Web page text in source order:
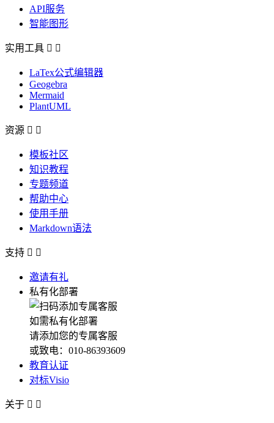
API服务
智能图形
实用工具  
LaTex公式编辑器
Geogebra
Mermaid
PlantUML
资源  
模板社区
知识教程
专题频道
帮助中心
使用手册
Markdown语法
支持  
邀请有礼
私有化部署
如需私有化部署
请添加您的专属客服
或致电：010-86393609
教育认证
对标Visio
关于  